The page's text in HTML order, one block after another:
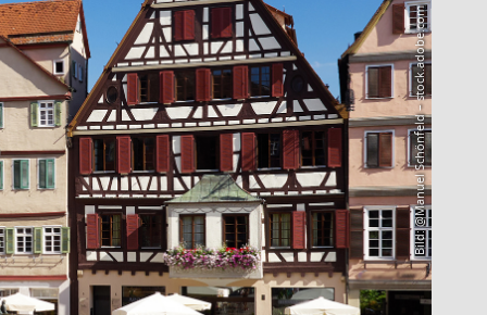
Bild: @Manuel Schönfeld – stock.adobe.com